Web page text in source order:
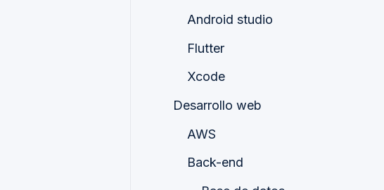
Android studio
Flutter
Xcode
Desarrollo web
AWS
Back-end